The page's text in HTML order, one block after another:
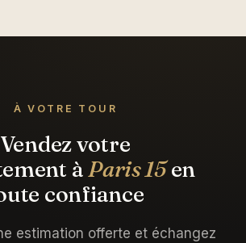
À VOTRE TOUR
Vendez votre
àParis 15en
confiance
estimation offerte et échangez